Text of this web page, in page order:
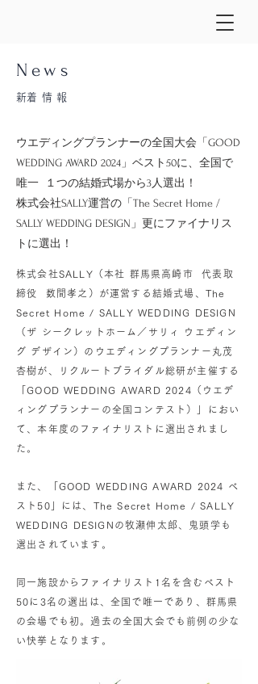
News
​新着情報
ウエディングプランナーの全国大会「GOOD
WEDDING AWARD 2024」ベスト50に、全国で
唯一 １つの結婚式場から3人選出！
株式会社SALLY運営の「The Secret Home /
SALLY WEDDING DESIGN」更にファイナリス
トに選出！
株式会社SALLY（本社 群馬県高崎市 代表取
締役 数間孝之）が運営する結婚式場、The
Secret Home / SALLY WEDDING DESIGN
（ザ シークレットホーム／サリィ ウエディン
グ デザイン）のウエディングプランナー丸茂
杏樹が、リクルートブライダル総研が主催する
「GOOD WEDDING AWARD 2024（ウエデ
ィングプランナーの全国コンテスト）」におい
て、本年度のファイナリストに選出されまし
た。
また、「GOOD WEDDING AWARD 2024 ベ
スト50」には、The Secret Home / SALLY
WEDDING DESIGNの牧瀬伸太郎、鬼頭学も
選出されています。
同一施設からファイナリスト1名を含むベスト
50に3名の選出は、全国で唯一であり、群馬県
の会場でも初。過去の全国大会でも前例の少な
い快挙となります。